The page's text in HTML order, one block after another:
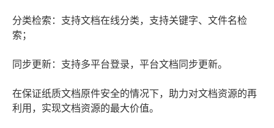
分类检索：支持文档在线分类，支持关键字、文件名检
索；
同步更新：支持多平台登录，平台文档同步更新。
在保证纸质文档原件安全的情况下，助力对文档资源的再
利用，实现文档资源的最大价值。